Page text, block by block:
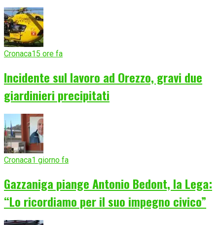
Cronaca15 ore fa
Incidente sul lavoro ad Orezzo, gravi due
giardinieri precipitati
Cronaca1 giorno fa
Gazzaniga piange Antonio Bedont, la Lega:
“Lo ricordiamo per il suo impegno civico”